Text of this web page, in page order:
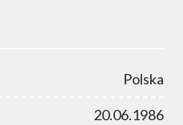
Polska
20.06.1986